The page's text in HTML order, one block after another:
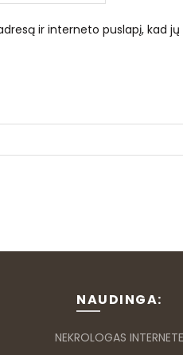
ir interneto puslapį, kad
NAUDINGA:
NEKROLOGAS INTERNETE